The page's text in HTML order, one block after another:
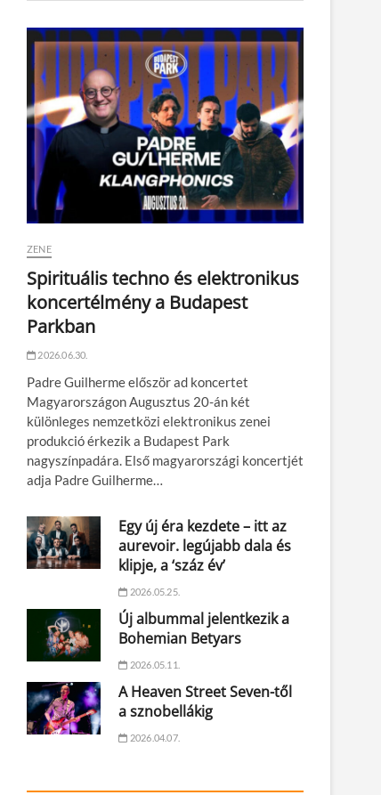
ZENE
Spirituális techno és elektronikus
koncertélmény a Budapest
Parkban
2026.06.30.
Padre Guilherme először ad koncertet
Magyarországon Augusztus 20-án két
különleges nemzetközi elektronikus zenei
produkció érkezik a Budapest Park
nagyszínpadára. Első magyarországi koncertjét
adja Padre Guilherme…
Egy új éra kezdete – itt az
aurevoir. legújabb dala és
klipje, a ‘száz év’
2026.05.25.
Új albummal jelentkezik a
Bohemian Betyars
2026.05.11.
A Heaven Street Seven-től
a sznobellákig
2026.04.07.